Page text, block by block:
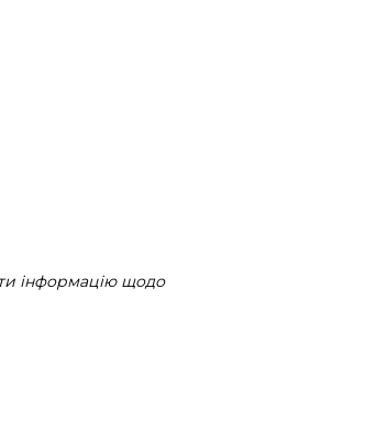
інформацію щодо